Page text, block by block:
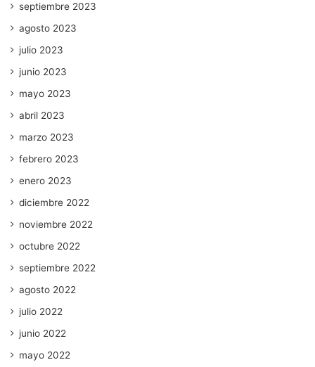
septiembre 2023
agosto 2023
julio 2023
junio 2023
mayo 2023
abril 2023
marzo 2023
febrero 2023
enero 2023
diciembre 2022
noviembre 2022
octubre 2022
septiembre 2022
agosto 2022
julio 2022
junio 2022
mayo 2022